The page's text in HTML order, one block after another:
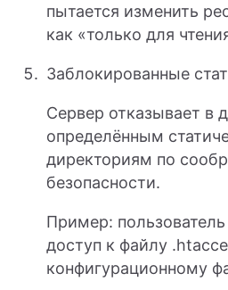
пытается изменить
как «только для
Заблокированные
Сервер отказывает в
определённым
директориям по
безопасности.
Пример:
доступ к файлу
конфигурационному